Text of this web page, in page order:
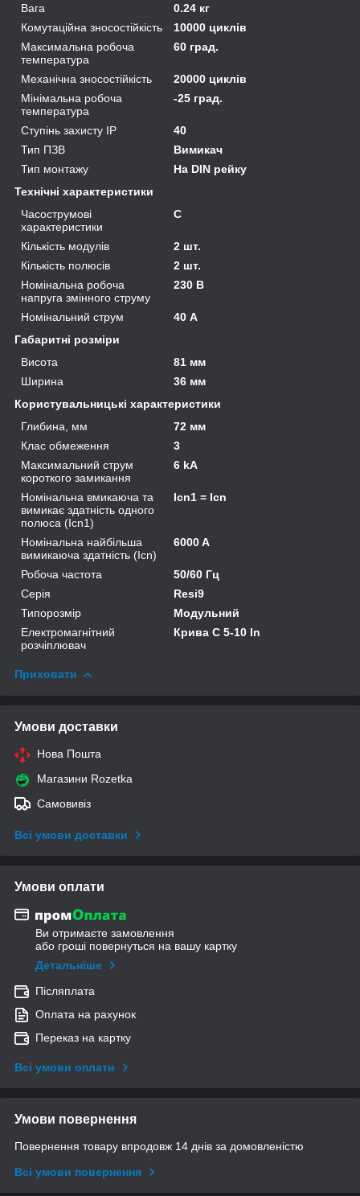
Вага
0.24 кг
Комутаційна зносостійкість
10000 циклів
Максимальна робоча
температура
60 град.
Механічна зносостійкість
20000 циклів
Мінімальна робоча
температура
-25 град.
Ступінь захисту IP
40
Тип ПЗВ
Вимикач
Тип монтажу
На DIN рейку
Технічні характеристики
Часострумові
характеристики
C
Кількість модулів
2 шт.
Кількість полюсів
2 шт.
Номінальна робоча
напруга змінного струму
230 В
Номінальний струм
40 А
Габаритні розміри
Висота
81 мм
Ширина
36 мм
Користувальницькі характеристики
Глибина, мм
72 мм
Клас обмеження
3
Максимальний струм
короткого замикання
6 kA
Номінальна вмикаюча та
вимикає здатність одного
полюса (Icn1)
Icn1 = Icn
Номінальна найбільша
вимикаюча здатність (Icn)
6000 A
Робоча частота
50/60 Гц
Серія
Resi9
Типорозмір
Модульний
Електромагнітний
розчіплювач
Крива C 5-10 In
Приховати
Умови доставки
Нова Пошта
Магазини Rozetka
Самовивіз
Всі умови доставки
Умови оплати
Ви отримаєте замовлення
або гроші повернуться на вашу картку
Детальніше
Післяплата
Оплата на рахунок
Переказ на картку
Всі умови оплати
Умови повернення
Повернення товару впродовж 14 днів за домовленістю
Всі умови повернення